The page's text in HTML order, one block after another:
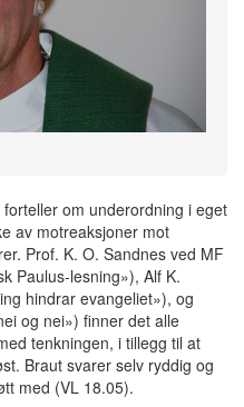
om underordning i eget
av motreaksjoner mot
Prof. K. O. Sandnes ved MF
Paulus-lesning»), Alf K.
hindrar evangeliet»), og
og nei») finner det alle
tenkningen, i tillegg til at
Braut svarer selv ryddig og
med (VL 18.05).